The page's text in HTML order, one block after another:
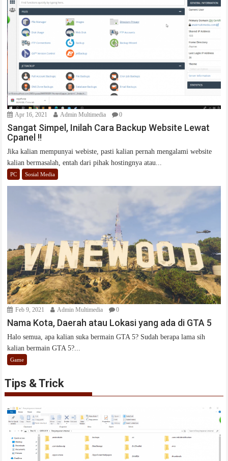
Apr 16, 2021 Admin Multimedia 0
Sangat Simpel, Inilah Cara Backup Website Lewat
Cpanel !!
Jika kalian mempunyai webiste, pasti kalian pernah mengalami website
kalian bermasalah, entah dari pihak hostingnya atau...
PC Sosial Media
Feb 9, 2021 Admin Multimedia 0
Nama Kota, Daerah atau Lokasi yang ada di GTA 5
Halo semua, apa kalian suka bermain GTA 5? Sudah berapa lama sih
kalian bermain GTA 5?...
Game
Tips & Trick